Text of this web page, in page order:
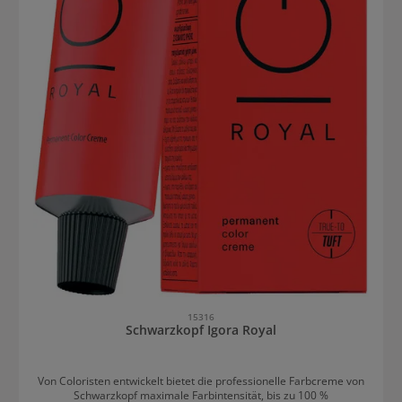
Weniger Haarschäden Natürliches Farbergebnis Hohe Deckkraft
(bis 100%) Reduziertes Allergierisiko (wenn ME+ enthalten ist)
Pflegt das Haar und verleihen unglaublichen Glanz Farbmasse
lässt sich ganz einfach anmischen und leicht auswaschen Top
Rezeptur für eine genaue Anwendung Angenehmer Geruch
Koleston Perfect Farbkarte Finde deine Lieblingsfarbe mit der
Koleston Perfect Farbkarte zum Download als PDF Datei bei den
Produktdetails oben. In dieser finden sich neben der
Nuancenübersicht auch Mischungsempfehlungen.
15316
Schwarzkopf Igora Royal
Von Coloristen entwickelt bietet die professionelle Farbcreme von
Schwarzkopf maximale Farbintensität, bis zu 100 %